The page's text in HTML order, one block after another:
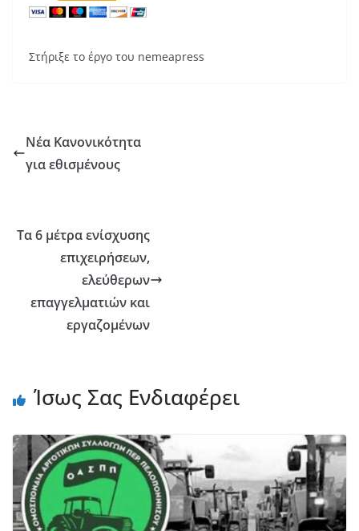
Στήριξε το έργο του nemeapress
Νέα Κανονικότητα
για εθισμένους
Τα 6 μέτρα ενίσχυσης
επιχειρήσεων,
ελεύθερων
επαγγελματιών και
εργαζομένων
Ίσως Σας Ενδιαφέρει